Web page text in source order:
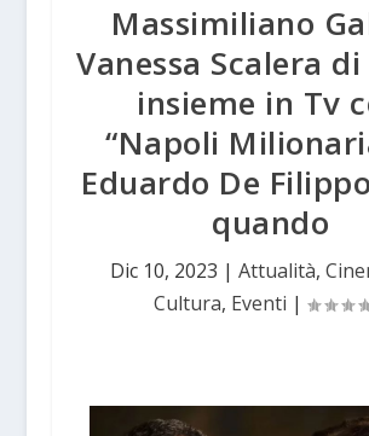
Massimiliano
Vanessa Scalera
insieme in Tv
“Napoli
Eduardo De
quando
Dic 10, 2023 |Attualità,
Cultura, Eventi |